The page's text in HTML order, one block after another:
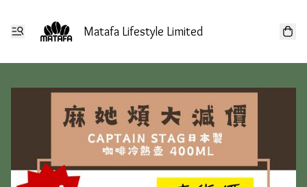
Matafa Lifestyle Limited